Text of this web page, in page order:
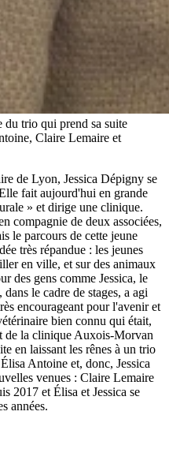
du trio qui prend sa suite
Claire Lemaire et
de Lyon, Jessica Dépigny se
fait aujourd'hui en grande
» et dirige une clinique.
compagnie de deux associées,
le parcours de cette jeune
très répandue : les jeunes
en ville, et sur des animaux
des gens comme Jessica, le
le cadre de stages, a agi
encourageant pour l'avenir et
bien connu qui était,
de la clinique Auxois-Morvan
en laissant les rênes à un trio
Antoine et, donc, Jessica
venues : Claire Lemaire
2017 et Élisa et Jessica se
années.